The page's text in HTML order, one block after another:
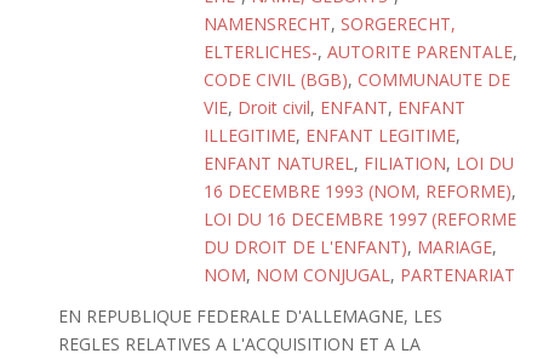
NAMENSRECHT, SORGERECHT,
ELTERLICHES-, AUTORITE PARENTALE,
CODE CIVIL (BGB), COMMUNAUTE DE
VIE, Droit civil, ENFANT, ENFANT
ILLEGITIME, ENFANT LEGITIME,
ENFANT NATUREL, FILIATION, LOI DU
16 DECEMBRE 1993 (NOM, REFORME),
LOI DU 16 DECEMBRE 1997 (REFORME
DU DROIT DE L'ENFANT), MARIAGE,
NOM, NOM CONJUGAL, PARTENARIAT
EN REPUBLIQUE FEDERALE D'ALLEMAGNE, LES
REGLES RELATIVES A L'ACQUISITION ET A LA